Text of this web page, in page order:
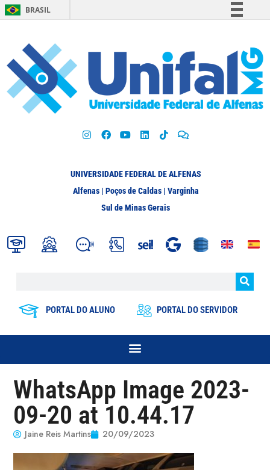
BRASIL
Participe
Acesso à informação
Legislação
UNIVERSIDADE FEDERAL DE ALFENAS
Alfenas | Poços de Caldas | Varginha
Sul de Minas Gerais
PORTAL DO ALUNO PORTAL DO SERVIDOR
WhatsApp Image 2023-
09-20 at 10.44.17
Jaine Reis Martins 20/09/2023